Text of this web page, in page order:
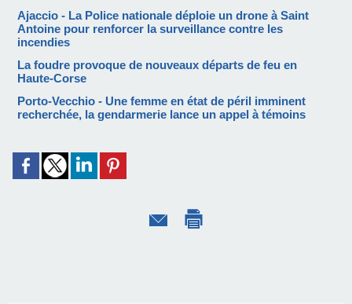
Ajaccio - La Police nationale déploie un drone à Saint
Antoine pour renforcer la surveillance contre les
incendies
La foudre provoque de nouveaux départs de feu en
Haute-Corse
Porto-Vecchio - Une femme en état de péril imminent
recherchée, la gendarmerie lance un appel à témoins